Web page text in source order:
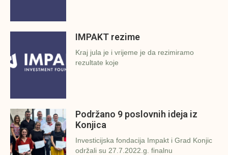
IMPAKT rezime
Kraj jula je i vrijeme je da rezimiramo
rezultate koje
Podržano 9 poslovnih ideja iz
Konjica
Investicijska fondacija Impakt i Grad Konjic
održali su 27.7.2022.g. finalnu